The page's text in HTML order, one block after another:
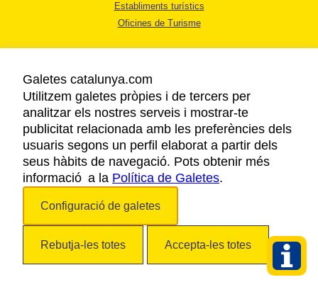
Establiments turístics
Oficines de Turisme
AVÍS LEGAL
POLÍTICA DE PRIVACITAT
COOKIES
ACCESSIBILITAT
Galetes catalunya.com
Utilitzem galetes pròpies i de tercers per
analitzar els nostres serveis i mostrar-te
publicitat relacionada amb les preferències dels
usuaris segons un perfil elaborat a partir dels
seus hàbits de navegació. Pots obtenir més
informació a la Política de Galetes.
Configuració de galetes
Rebutja-les totes Accepta-les totes